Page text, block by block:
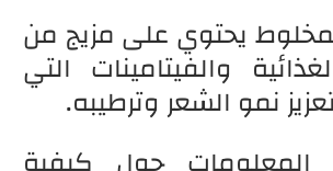
يحتوي على مزيج من
والفيتامينات التي
نمو الشعر وترطيبه.